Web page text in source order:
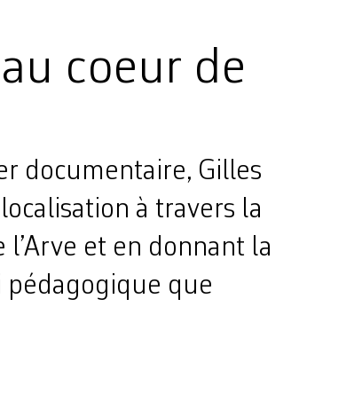
coeur de
documentaire, Gilles
à travers la
et en donnant la
que